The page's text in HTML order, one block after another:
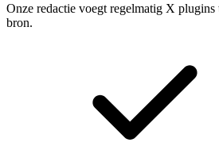
Onze redactie voegt regelmatig X plugins
bron.